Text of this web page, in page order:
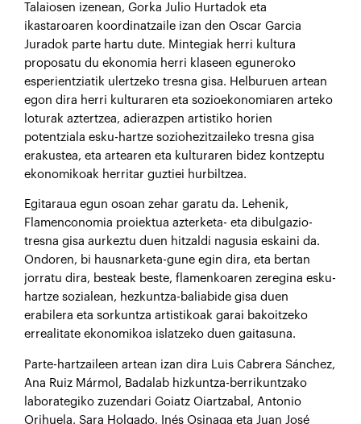
Talaiosen izenean, Gorka Julio Hurtadok eta
ikastaroaren koordinatzaile izan den Oscar Garcia
Juradok parte hartu dute. Mintegiak herri kultura
proposatu du ekonomia herri klaseen eguneroko
esperientziatik ulertzeko tresna gisa. Helburuen artean
egon dira herri kulturaren eta sozioekonomiaren arteko
loturak aztertzea, adierazpen artistiko horien
potentziala esku-hartze soziohezitzaileko tresna gisa
erakustea, eta artearen eta kulturaren bidez kontzeptu
ekonomikoak herritar guztiei hurbiltzea.
Egitaraua egun osoan zehar garatu da. Lehenik,
Flamenconomia proiektua azterketa- eta dibulgazio-
tresna gisa aurkeztu duen hitzaldi nagusia eskaini da.
Ondoren, bi hausnarketa-gune egin dira, eta bertan
jorratu dira, besteak beste, flamenkoaren zeregina esku-
hartze sozialean, hezkuntza-baliabide gisa duen
erabilera eta sorkuntza artistikoak garai bakoitzeko
errealitate ekonomikoa islatzeko duen gaitasuna.
Parte-hartzaileen artean izan dira Luis Cabrera Sánchez,
Ana Ruiz Mármol, Badalab hizkuntza-berrikuntzako
laborategiko zuzendari Goiatz Oiartzabal, Antonio
Orihuela, Sara Holgado, Inés Osinaga eta Juan José